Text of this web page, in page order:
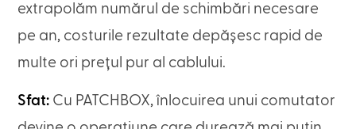
extrapolăm numărul de schimbări necesare
pe an, costurile rezultate depășesc rapid de
multe ori prețul pur al cablului.
Sfat: Cu PATCHBOX, înlocuirea unui comutator